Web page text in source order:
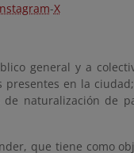
-X
general y a
en la
naturalización de
que tiene como